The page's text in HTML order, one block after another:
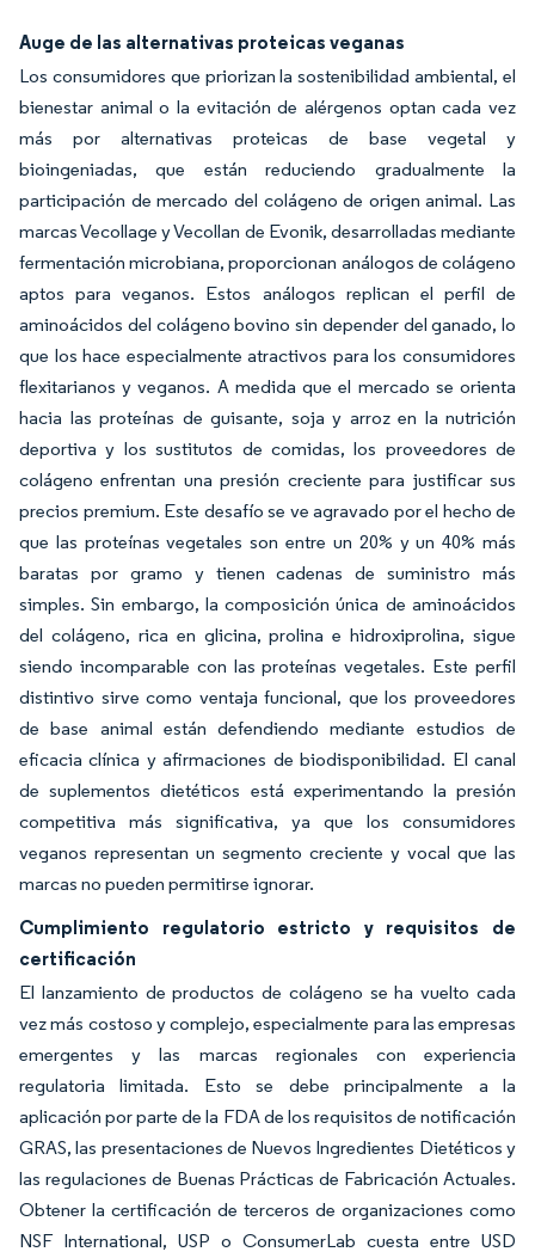
Auge de las alternativas proteicas veganas
Los consumidores que priorizan la sostenibilidad ambiental, el
bienestar animal o la evitación de alérgenos optan cada vez
más por alternativas proteicas de base vegetal y
bioingeniadas, que están reduciendo gradualmente la
participación de mercado del colágeno de origen animal. Las
marcas Vecollage y Vecollan de Evonik, desarrolladas mediante
fermentación microbiana, proporcionan análogos de colágeno
aptos para veganos. Estos análogos replican el perfil de
aminoácidos del colágeno bovino sin depender del ganado, lo
que los hace especialmente atractivos para los consumidores
flexitarianos y veganos. A medida que el mercado se orienta
hacia las proteínas de guisante, soja y arroz en la nutrición
deportiva y los sustitutos de comidas, los proveedores de
colágeno enfrentan una presión creciente para justificar sus
precios premium. Este desafío se ve agravado por el hecho de
que las proteínas vegetales son entre un 20% y un 40% más
baratas por gramo y tienen cadenas de suministro más
simples. Sin embargo, la composición única de aminoácidos
del colágeno, rica en glicina, prolina e hidroxiprolina, sigue
siendo incomparable con las proteínas vegetales. Este perfil
distintivo sirve como ventaja funcional, que los proveedores
de base animal están defendiendo mediante estudios de
eficacia clínica y afirmaciones de biodisponibilidad. El canal
de suplementos dietéticos está experimentando la presión
competitiva más significativa, ya que los consumidores
veganos representan un segmento creciente y vocal que las
marcas no pueden permitirse ignorar.
Cumplimiento regulatorio estricto y requisitos de
certificación
El lanzamiento de productos de colágeno se ha vuelto cada
vez más costoso y complejo, especialmente para las empresas
emergentes y las marcas regionales con experiencia
regulatoria limitada. Esto se debe principalmente a la
aplicación por parte de la FDA de los requisitos de notificación
GRAS, las presentaciones de Nuevos Ingredientes Dietéticos y
las regulaciones de Buenas Prácticas de Fabricación Actuales.
Obtener la certificación de terceros de organizaciones como
NSF International, USP o ConsumerLab cuesta entre USD